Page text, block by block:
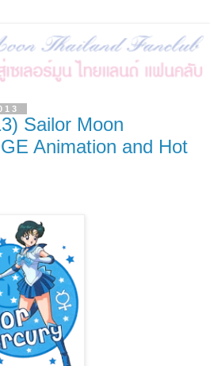
Sailor Moon
Animation and Hot